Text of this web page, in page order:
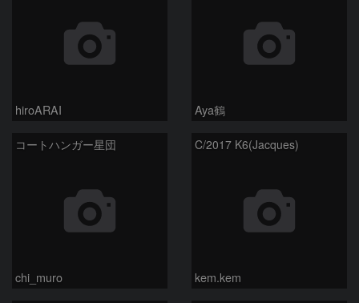
hiroARAI Aya鶴
コートハンガー星団
chi_muro
C/2017 K6(Jacques)
kem.kem